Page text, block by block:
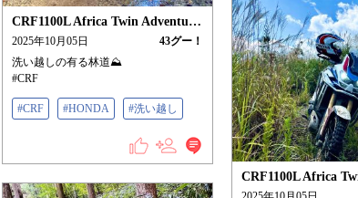
CRF1100L Africa Twin Adventure Sports/ES
2025年10月05日 43グー！
洗い越しの有る林道⛰️
#CRF
#CRF #HONDA #洗い越し